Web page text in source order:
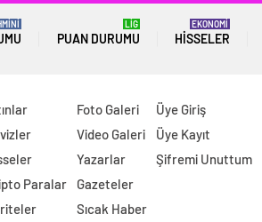
PUAN DURUMU
LİG
HISSELER
EKONOMİ
Paralar
Foto Galeri
Video Galeri
Yazarlar
Gazeteler
Sıcak Haber
Üye Giriş
Üye Kayıt
Şifremi Unuttum